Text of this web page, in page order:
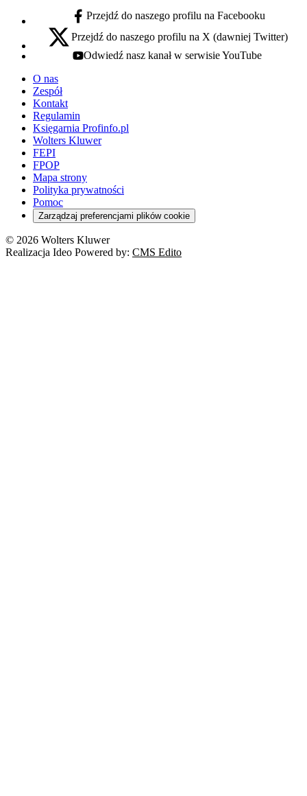
facebook - otwiera się w nowej karcie
Przejdź do naszego profilu na Facebooku
x - otwiera się w nowej karcie
Przejdź do naszego profilu na X (dawniej Twitter)
youtube - otwiera się w nowej karcie
Odwiedź nasz kanał w serwisie YouTube
O nas
Zespół
Kontakt
Regulamin
Księgarnia Profinfo.pl
Wolters Kluwer
FEPI
FPOP
Mapa strony
Polityka prywatności
Pomoc
Zarządzaj preferencjami plików cookie
© 2026 Wolters Kluwer
Realizacja Ideo Powered by: CMS Edito